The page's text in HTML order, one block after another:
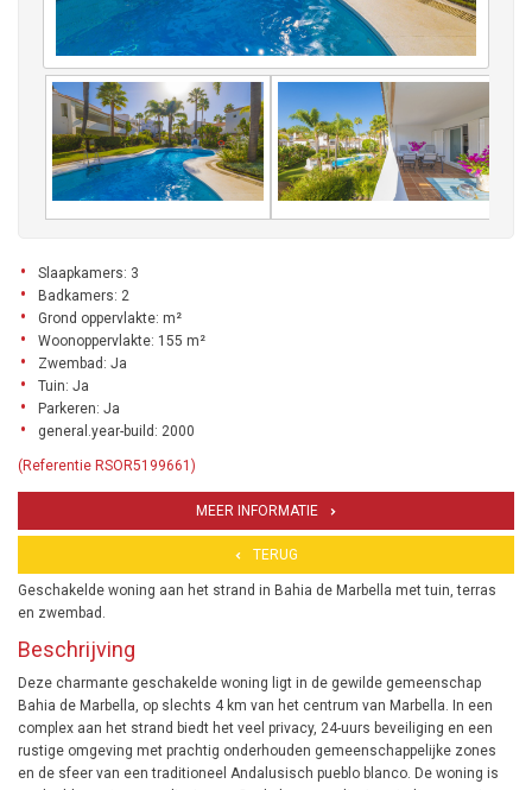
Slaapkamers: 3
Badkamers: 2
Grond oppervlakte: m²
Woonoppervlakte: 155 m²
Zwembad: Ja
Tuin: Ja
Parkeren: Ja
general.year-build: 2000
(Referentie RSOR5199661)
MEER INFORMATIE
TERUG
Geschakelde woning aan het strand in Bahia de Marbella met tuin, terras
en zwembad.
Beschrijving
Deze charmante geschakelde woning ligt in de gewilde gemeenschap
Bahia de Marbella, op slechts 4 km van het centrum van Marbella. In een
complex aan het strand biedt het veel privacy, 24-uurs beveiliging en een
rustige omgeving met prachtig onderhouden gemeenschappelijke zones
en de sfeer van een traditioneel Andalusisch pueblo blanco. De woning is